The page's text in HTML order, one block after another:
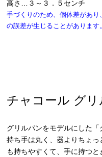
高さ…３～３．５センチ
手づくりのため、個体差があ
の誤差が生じることがあります。
チャコール グ
グリルパンをモデルにした「
持ち手は丸く、器よりちょ
も持ちやすくて、手に持つ